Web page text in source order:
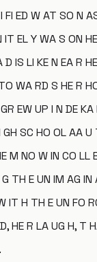
FI ED W AT SO N
IT EL Y WA S ON
IS LI KE N EA R
WA RD S HE R
EW UP I N DE
GH SC HO OL AA
M NO W IN CO LL
TH E UN IM AG
IT H TH E UN FO
HE R LA UG H, T